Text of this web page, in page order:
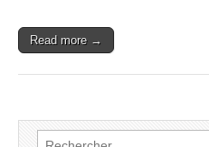
Read more →
Rechercher :